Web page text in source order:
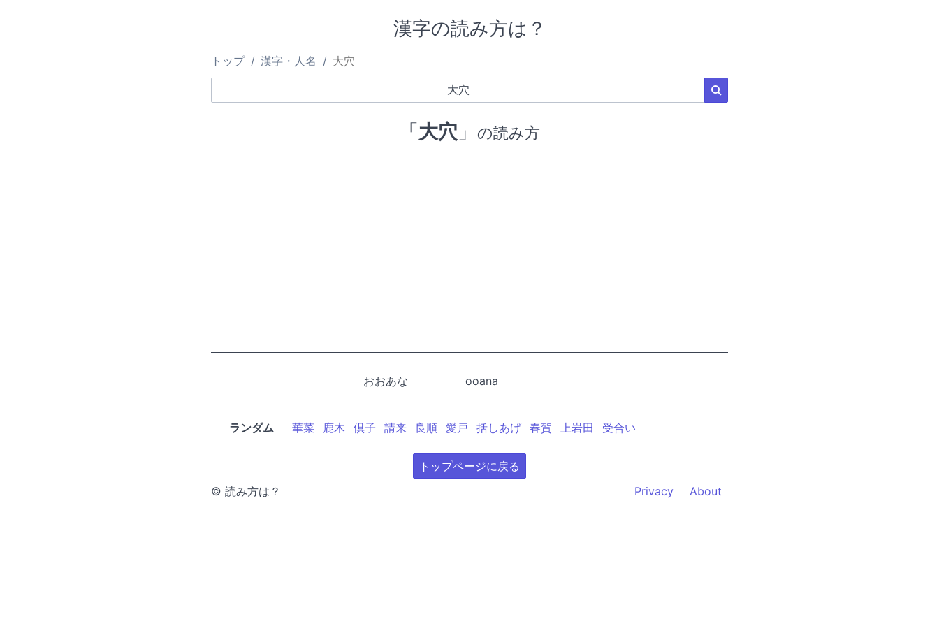
漢字の読み方は？
トップ 漢字・人名 大穴
「大穴 」 の読み方
おおあな ooana
ランダム 華菜 鹿木 倶子 請来 良順 愛戸 括しあげ 春賀 上岩田 受合い
トップページに戻る
© 読み方は？
Privacy About